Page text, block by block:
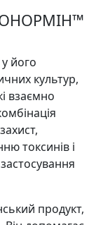
його
культур,
взаємно
токсинів і
продукт,